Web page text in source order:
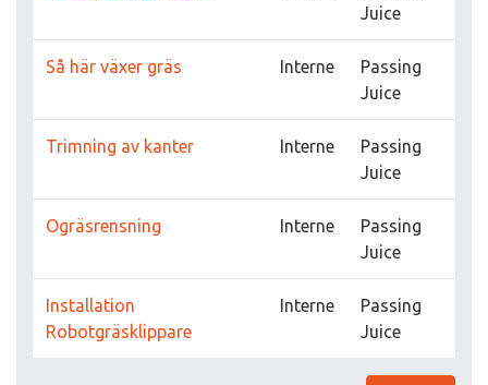
Juice
Så här växer gräs Interne
Passing
Juice
Trimning av kanter Interne
Passing
Juice
Ogräsrensning Interne
Passing
Juice
Installation
Robotgräsklippare
Interne
Passing
Juice